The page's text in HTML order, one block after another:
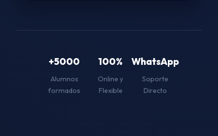
+5000
Alumnos
formados
100%
Online y
Flexible
WhatsApp
Soporte
Directo